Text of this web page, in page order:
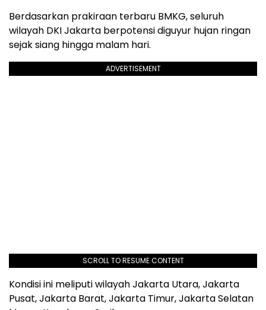
Berdasarkan prakiraan terbaru BMKG, seluruh
wilayah DKI Jakarta berpotensi diguyur hujan ringan
sejak siang hingga malam hari.
ADVERTISEMENT
SCROLL TO RESUME CONTENT
Kondisi ini meliputi wilayah Jakarta Utara, Jakarta
Pusat, Jakarta Barat, Jakarta Timur, Jakarta Selatan